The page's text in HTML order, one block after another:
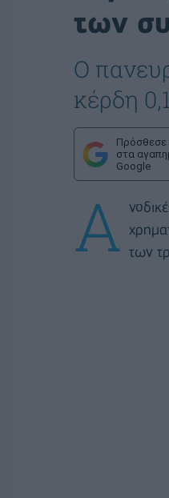
των
Ο
κέρδη
Πρόσθεσε
στα
Google
Α των